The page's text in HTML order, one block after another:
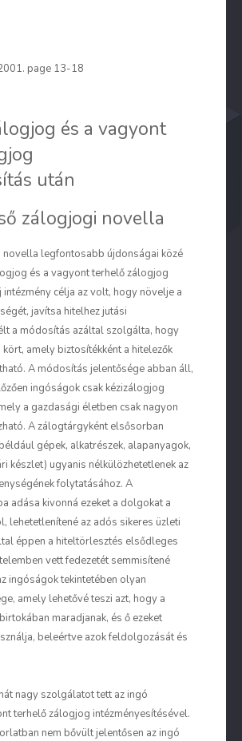
page 13-18
és a vagyont
után
novella
legfontosabb újdonságai közé
és a vagyont terhelő zálogjog
intézmény célja az volt, hogy növelje a
javítsa hitelhez jutási
a módosítás azáltal szolgálta, hogy
amely biztosítékként a hitelezők
A módosítás jelentősége abban áll,
ingóságok csak kézizálogjog
a gazdasági életben csak nagyon
A zálogtárgyként elsősorban
gépek, alkatrészek, alapanyagok,
készlet) ugyanis nélkülözhetetlenek az
folytatásához. A
adása kivonná ezeket a dolgokat a
lehetetlenítené az adós sikeres üzleti
éppen a hiteltörlesztés elsődleges
vett fedezetét semmisítené
ingóságok tekintetében olyan
amely lehetővé teszi azt, hogy a
maradjanak, és ő ezeket
, beleértve azok feldolgozását és
nagy szolgálatot tett az ingó
terhelő zálogjog intézményesítésével.
nem bővült jelentősen az ingó